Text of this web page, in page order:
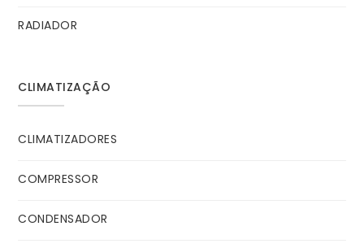
RADIADOR
CLIMATIZAÇÃO
CLIMATIZADORES
COMPRESSOR
CONDENSADOR